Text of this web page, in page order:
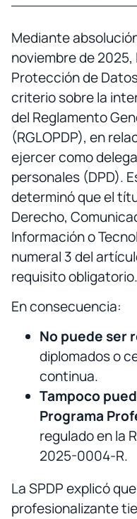
Mediante
noviembre de
Protección de
criterio sobre la
del Reglamento
(RGLOPDP), en
ejercer como
personales (DPD).
determinó que el
Derecho,
Información o
numeral 3 del
requisito obligatorio.
En consecuencia:
No puede ser
diplomados o
continua.
Tampoco
Programa
regulado en la
2025-0004-R.
La SPDP explicó
profesionalizante